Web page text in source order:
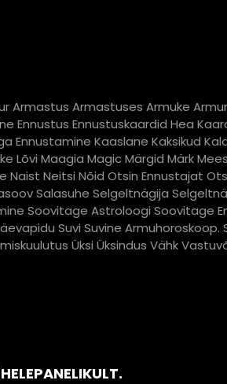
Armastus Armastuses Armuke
Ennustus Ennustuskaardid Hea
Ennustamine Kaaslane Kaksikud
Lõvi Maagia MagicMärgid MärkMees
Naist Neitsi Nõid Otsin Ennustajat
Salasuhe Selgeltnägija
Soovitage Astroloogi Soovitage
Suvi Suvine Armuhoroskoop.
Üksi Üksindus Vähk